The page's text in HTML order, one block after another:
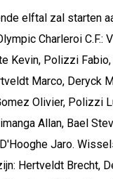
elftal zal starten
Charleroi C.F.:
Kevin, Polizzi Fabio,
Marco, Deryck
Olivier, Polizzi
Allan, Bael
Jaro.
Hertveldt Brecht,